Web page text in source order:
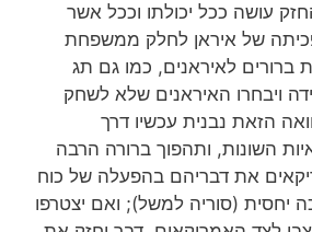
עושה ככל יכולתו וככל אשר
של איראן לחלק ממשפחת
ברורים לאיראנים, כמו גם תג
ויבחרו האיראנים שלא לשחק
הזאת נבנית עכשיו דרך
השונות, ותהפוך ברורה הרבה
את דבריהם בהפעלה של כוח
יחסית (סוריה למשל); ואם יצטרפו